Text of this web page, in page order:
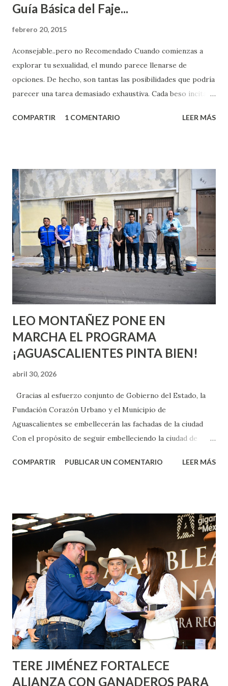
Guía Básica del Faje...
febrero 20, 2015
Aconsejable..pero no Recomendado Cuando comienzas a
explorar tu sexualidad, el mundo parece llenarse de
opciones. De hecho, son tantas las posibilidades que podría
parecer una tarea demasiado exhaustiva. Cada beso incita
partes de ti que jamás hubieras imaginado. El problema es
conoces ni la mitad de lo que deberías saber. Pero incluso
quienes ya han tenido relaciones sexuales no son expertos
o expertas en el tema. Siempre hay algo nuevo que
aprender y nuevas experiencias que conocer. Si eres una
chica y aún no has tenido relaciones sexuales, tal vez
pienses que el sexo será increíble y no puedas esperar para
experimentarlo, pero como cualquier persona con
experiencia te dirá, siempre es mejor cuando ambas partes
son suficientemen...
COMPARTIR 1 COMENTARIO LEER MÁS
LEO MONTAÑEZ PONE EN
MARCHA EL PROGRAMA
¡AGUASCALIENTES PINTA BIEN!
abril 30, 2026
Gracias al esfuerzo conjunto de Gobierno del Estado, la
Fundación Corazón Urbano y el Municipio de
Aguascalientes se embellecerán las fachadas de la ciudad
Con el propósito de seguir embelleciendo la ciudad de
municipal, Leo Montañez dio inicio al programa
Corazón Urbano y el Municipio capital. Leo Montañez
informó que en este programa se usarán cerca de 90 mil
metros cuadrados de pintura, para dar inicio en la calle
Nieto, entre Jesús F. Elizondo y la calle 22 de Octubre, con
lo que se aplicará pintura en 66 casas. Posteriormente se
llevará este programa a Villas de Nuestra Señora de la
Asunción, Avenida Alameda y Decreto 27 de Septiembre, en
los edificios FOVISSSTE Ojo de Agua, en la comunidad
Norias de Paso Hondo y en los edificios de...
COMPARTIR PUBLICAR UN COMENTARIO LEER MÁS
TERE JIMÉNEZ FORTALECE
ALIANZA CON GANADEROS PARA